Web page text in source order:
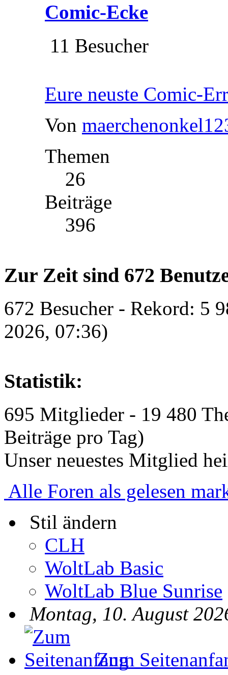
Comic-Ecke
11 Besucher
Eure neuste Comic-
Von
Themen
26
Beiträge
396
Zur Zeit sind 672
672 Besucher - Rekord: 5
2026, 07:36)
Statistik:
695 Mitglieder - 19 480
Beiträge pro Tag)
Unser neuestes Mitglied
Alle Foren als gelesen
Stil ändern
CLH
WoltLab Basic
WoltLab Blue Sunrise
Montag, 10. August
Zum